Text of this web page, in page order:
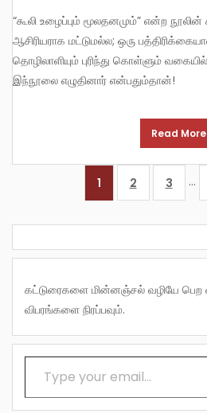
“கூலி உழைப்பும் மூலதனமும்” என்ற நூலின் சிறப்பு, மார்க்ஸ் ஒரு தத்துவ
ஆசிரியராக மட்டுமல்ல; ஒரு
தொழிலாளியும் புரிந்து கொள்ளும்
இந்நூலை எழுதினார் என்பதும்தான்!
Read More
1 2 3 …
கட்டுரைகளை மின்னஞ்சல் வழியே பெற விரும்புவோர், கீழ்க்காணும்
விபரங்களை நிரப்பவும்.
Type your email…